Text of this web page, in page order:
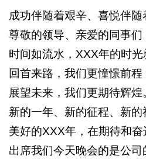
会
成功伴随着艰辛、喜悦伴
尊敬的领导、亲爱的同事们
时间如流水， XXX年的时
回首来路，我们更憧憬前程
展望未来，我们更期待辉煌
新的一年、新的征程、新
美好的XXX年，在期待和
出席我们今天晚会的是公